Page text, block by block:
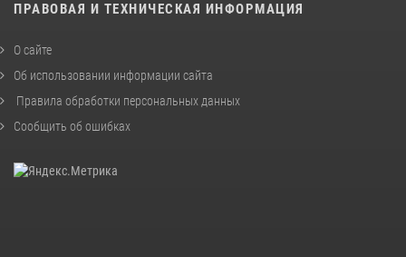
ПРАВОВАЯ И ТЕХНИЧЕСКАЯ ИНФОРМАЦИЯ
О сайте
Об использовании информации сайта
Правила обработки персональных данных
Сообщить об ошибках